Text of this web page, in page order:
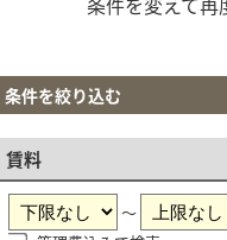
条件を絞り込む
賃料
～